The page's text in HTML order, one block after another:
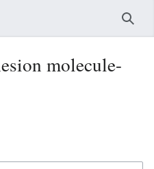
検索
molecule-